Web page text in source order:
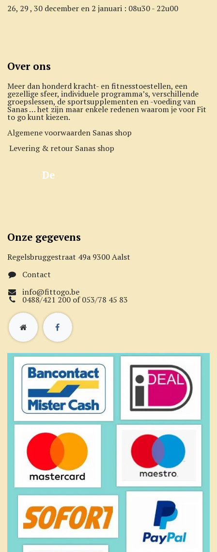
26, 29 , 30 december en 2 januari : 08u30 - 22u00
Over ons
Meer dan honderd kracht- en fitnesstoestellen, een
gezellige sfeer, individuele programma’s, verschillende
groepslessen, de sportsupplementen en -voeding van
Sanas … het zijn maar enkele redenen waarom je voor Fit
to go kunt kiezen.
Algemene voorwaarden Sanas shop
Levering & retour Sanas shop
De
Onze gegevens
Regelsbruggestraat 49a 9300 Aalst
Contact
info@fittogo.be
0488/421 200 of 053/78 45 83